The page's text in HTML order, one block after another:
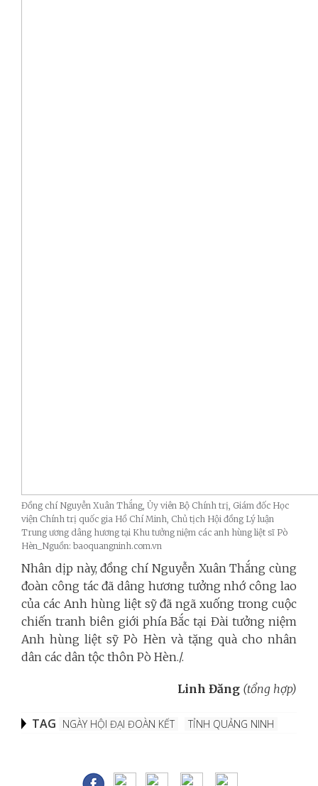
Đồng chí Nguyễn Xuân Thắng, Ủy viên Bộ Chính trị, Giám đốc Học
viện Chính trị quốc gia Hồ Chí Minh, Chủ tịch Hội đồng Lý luận
Trung ương dâng hương tại Khu tưởng niệm các anh hùng liệt sĩ Pò
Hèn_Nguồn: baoquangninh.com.vn
Nhân dịp này, đồng chí Nguyễn Xuân Thắng cùng
đoàn công tác đã dâng hương tưởng nhớ công lao
của các Anh hùng liệt sỹ đã ngã xuống trong cuộc
chiến tranh biên giới phía Bắc tại Đài tưởng niệm
Anh hùng liệt sỹ Pò Hèn và tặng quà cho nhân
dân các dân tộc thôn Pò Hèn./.
Linh Đăng (tổng hợp)
TAG NGÀY HỘI ĐẠI ĐOÀN KẾT TỈNH QUẢNG NINH